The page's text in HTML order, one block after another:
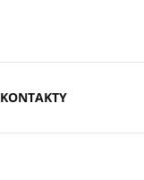
KONTAKTY